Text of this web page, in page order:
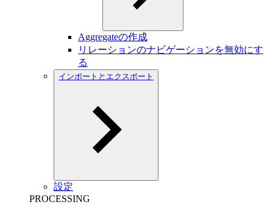
Aggregateの作成
リレーションのナビゲーションを無効にす
る
インポートとエクスポート
設定
PROCESSING